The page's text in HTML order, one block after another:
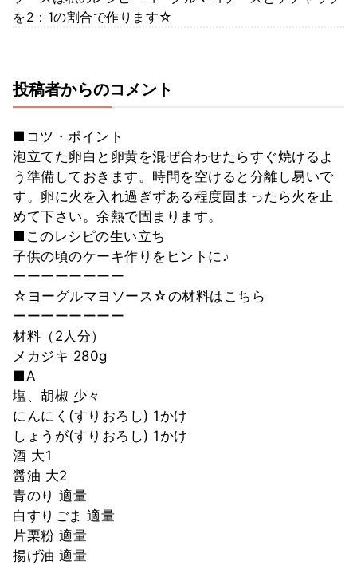
を2：1の割合で作ります☆
投稿者からのコメント
■コツ・ポイント
泡立てた卵白と卵黄を混ぜ合わせたらすぐ焼けるよ
う準備しておきます。時間を空けると分離し易いで
す。卵に火を入れ過ぎずある程度固まったら火を止
めて下さい。余熱で固まります。
■このレシピの生い立ち
子供の頃のケーキ作りをヒントに♪
ーーーーーーーー
☆ヨーグルマヨソース☆の材料はこちら
ーーーーーーーー
材料（2人分）
メカジキ 280g
■A
塩、胡椒 少々
にんにく(すりおろし) 1かけ
しょうが(すりおろし) 1かけ
酒 大1
醤油 大2
青のり 適量
白すりごま 適量
片栗粉 適量
揚げ油 適量